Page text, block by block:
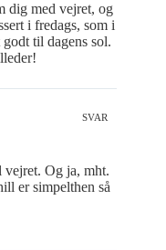
dig med vejret, og
i fredags, som i
til dagens sol.
SVAR
vejret. Og ja, mht.
er simpelthen så